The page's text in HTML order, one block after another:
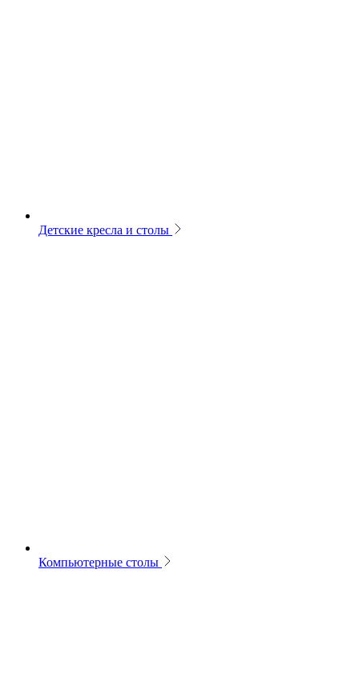
Детские кресла и столы
Компьютерные столы